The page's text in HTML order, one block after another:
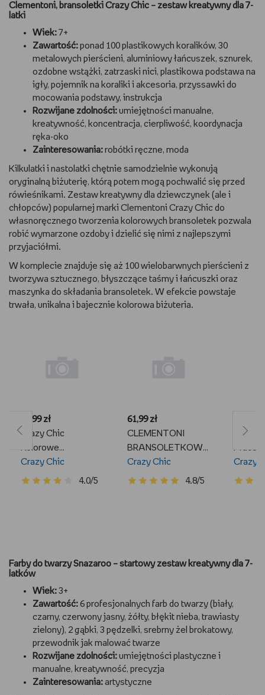
Clementoni, bransoletki Crazy Chic – zestaw kreatywny dla 7-
latki
Wiek: 7+
Zawartość: ponad 100 plastikowych koralików, 30
metalowych pierścieni, aluminiowy łańcuszek, sznurek,
ozdobne wstążki, zatrzaski nici, plastikowa podstawa na
igły, pojemnik na koraliki i akcesoria, przyssawki do
mocowania podstawy, instrukcja
Rozwijane zdolności: umiejętności manualne,
kreatywność, koncentracja, cierpliwość, koordynacja
ręka-oko
Zainteresowania: robótki ręczne, moda
Kilkulatki i nastolatki chętnie samodzielnie wykonują
oryginalną biżuterię, którą potem mogą pochwalić się przed
rówieśnikami. Zestaw kreatywny dla dziewczynek (ale i
chłopców) popularnej marki Clementoni Crazy Chic do
własnoręcznego tworzenia kolorowych bransoletek pozwala
robić wymarzone ozdoby i dzielić się nimi z najlepszymi
przyjaciółmi.
W komplecie znajduje się aż 100 wielobarwnych pierścieni z
tworzywa sztucznego, błyszczące taśmy i łańcuszki oraz
maszynka do składania bransoletek. W efekcie powstaje
trwała, unikalna i bajecznie kolorowa biżuteria.
Crazy Chic
Kolorowe
Bransoletki Zestaw
Na Prezent Dla
Crazy Chic
4.0/5
45,99 zł
CLEMENTONI
BRANSOLETKOWA
MANIA Zestaw do
robienia Bransoletek
Crazy Chic
4.8/5
61,99 zł
Crazy
Crazy
Farby do twarzy Snazaroo – startowy zestaw kreatywny dla 7-
latków
Wiek: 3+
Zawartość: 6 profesjonalnych farb do twarzy (biały,
czarny, czerwony jasny, żółty, błękit nieba, trawiasty
zielony), 2 gąbki, 3 pędzelki, srebrny żel brokatowy,
przewodnik jak malować twarze
Rozwijane zdolności: umiejętności plastyczne i
manualne, kreatywność, precyzja
Zainteresowania: artystyczne